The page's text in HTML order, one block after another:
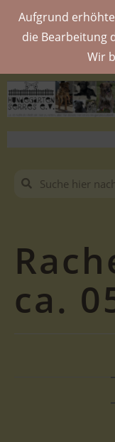
Aufgrund
die Bearbeitung
Wir
ca.